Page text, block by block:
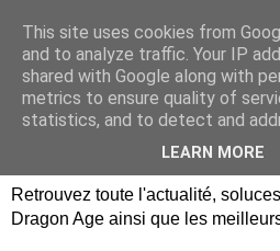
Dragon Age
Guides,
les jeux Dragon
Retrouvez toute l'actualité,
Dragon Age ainsi que les
This site uses cookies from
and to analyze traffic. Your IP
shared with Google along with
metrics to ensure quality of
statistics, and to detect and
LEARN MORE